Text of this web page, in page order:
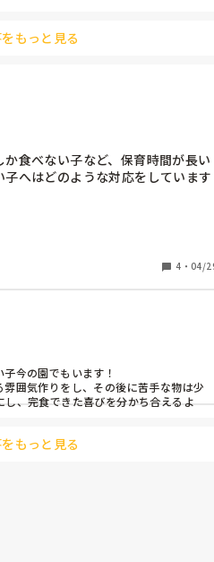
もっと見る
食べない子など、保育時間が長い
へはどのような対応をしています
1番大切なのか知りたいです。
4 ・ 04/
今の園でもいます！
囲気作りをし、その後に苦手な物は少
、完食できた喜びを分かち合えるよ
もっと見る